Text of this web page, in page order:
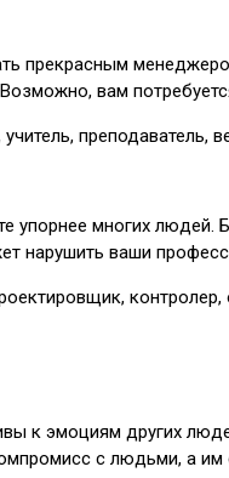
прекрасным
вам
преподаватель,
упорнее многих
нарушить ваши
к эмоциям других
с людьми, а